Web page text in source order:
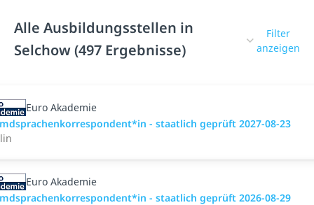
Alle Ausbildungsstellen in
Selchow (497 Ergebnisse)
Filter
anzeigen
Euro Akademie
- staatlich geprüft 2027-08-23
Euro Akademie
- staatlich geprüft 2026-08-29